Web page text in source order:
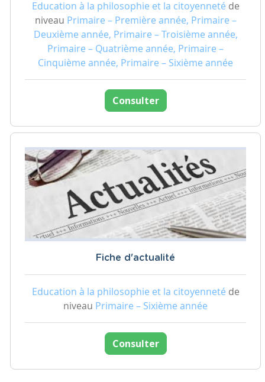
Education à la philosophie et la citoyenneté de
niveau Primaire – Première année, Primaire –
Deuxième année, Primaire – Troisième année,
Primaire – Quatrième année, Primaire –
Cinquième année, Primaire – Sixième année
Consulter
Fiche d'actualité
Education à la philosophie et la citoyenneté de
niveau Primaire – Sixième année
Consulter